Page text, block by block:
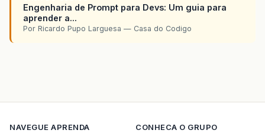
Engenharia de Prompt para Devs: Um guia para
aprender a...
Por Ricardo Pupo Larguesa — Casa do Codigo
NAVEGUE APRENDA CONHECA O GRUPO